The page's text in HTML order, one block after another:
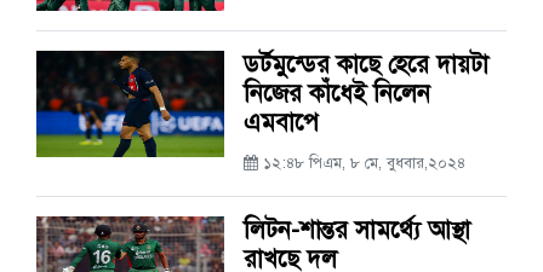
ডর্টমুন্ডের কাছে হেরে দায়টা
নিজের কাঁধেই নিলেন
এমবাপে
১২:৪৮ পিএম, ৮ মে, বুধবার,২০২৪
লিটন-শান্তর সামর্থ্যে আস্থা
রাখছে দল